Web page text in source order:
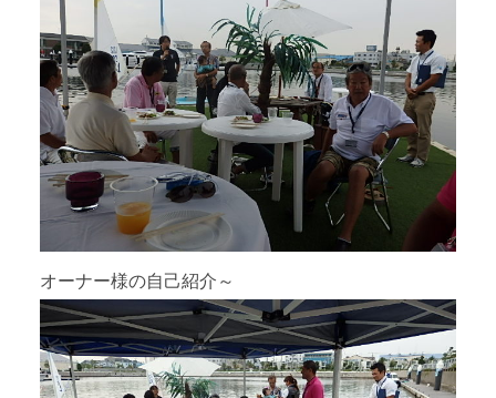
オーナー様の自己紹介～